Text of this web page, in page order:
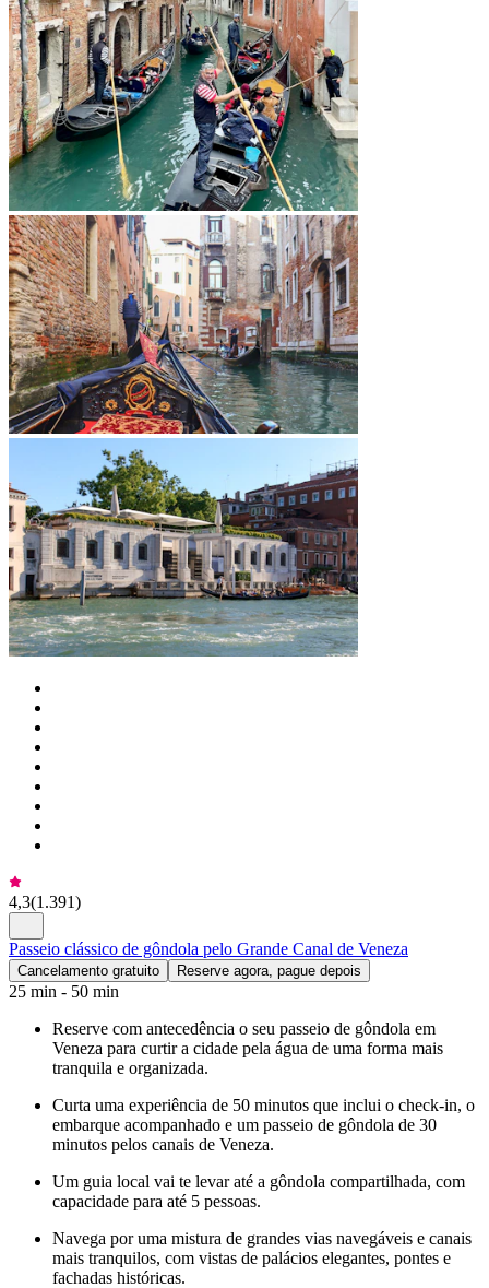
4,3(1.391)
Passeio clássico de gôndola pelo Grande Canal de Veneza
Cancelamento gratuito Reserve agora, pague depois
25 min - 50 min
Reserve com antecedência o seu passeio de gôndola em
Veneza para curtir a cidade pela água de uma forma mais
tranquila e organizada.
Curta uma experiência de 50 minutos que inclui o check-in, o
embarque acompanhado e um passeio de gôndola de 30
minutos pelos canais de Veneza.
Um guia local vai te levar até a gôndola compartilhada, com
capacidade para até 5 pessoas.
Navega por uma mistura de grandes vias navegáveis e canais
mais tranquilos, com vistas de palácios elegantes, pontes e
fachadas históricas.